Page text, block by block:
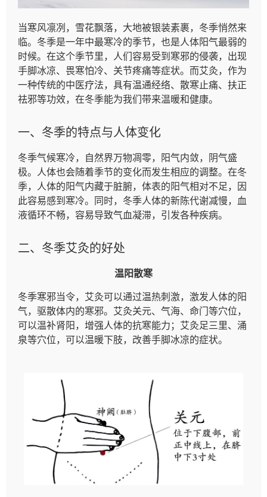
当寒风凛冽，雪花飘落，大地被银装素裹，冬季悄然来
临。冬季是一年中最寒冷的季节，也是人体阳气最弱的
时候。在这个季节里，人们容易受到寒邪的侵袭，出现
手脚冰凉、畏寒怕冷、关节疼痛等症状。而艾灸，作为
一种传统的中医疗法，具有温通经络、散寒止痛、扶正
祛邪等功效，在冬季能为我们带来温暖和健康。
一、冬季的特点与人体变化
冬季气候寒冷，自然界万物凋零，阳气内敛，阴气盛
极。人体也会随着季节的变化而发生相应的调整。在冬
季，人体的阳气内藏于脏腑，体表的阳气相对不足，因
此容易感到寒冷。同时，冬季人体的新陈代谢减慢，血
液循环不畅，容易导致气血凝滞，引发各种疾病。
二、冬季艾灸的好处
温阳散寒
冬季寒邪当令，艾灸可以通过温热刺激，激发人体的阳
气，驱散体内的寒邪。艾灸关元、气海、命门等穴位，
可以温补肾阳，增强人体的抗寒能力；艾灸足三里、涌
泉等穴位，可以温暖下肢，改善手脚冰凉的症状。